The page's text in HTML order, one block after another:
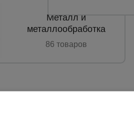
Металл и
металлообработка
86 товаров